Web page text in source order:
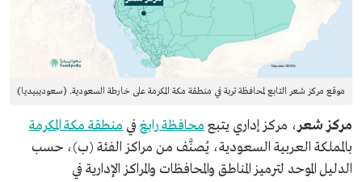
موقع مركز شعر التابع لمحافظة تربة في منطقة مكة المكرمة على خارطة السعودية. (سعوديبيديا)
مركز شعر، مركز إداري يتبع محافظة رابغ في منطقة مكة المكرمة
بالمملكة العربية السعودية، يُصنَّف من مراكز الفئة (ب)، حسب
الدليل الموحد لترميز المناطق والمحافظات والمراكز الإدارية في